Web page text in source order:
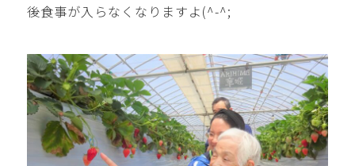
後食事が入らなくなりますよ(^-^;